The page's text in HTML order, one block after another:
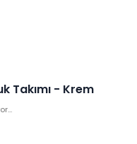
Takımı - Krem